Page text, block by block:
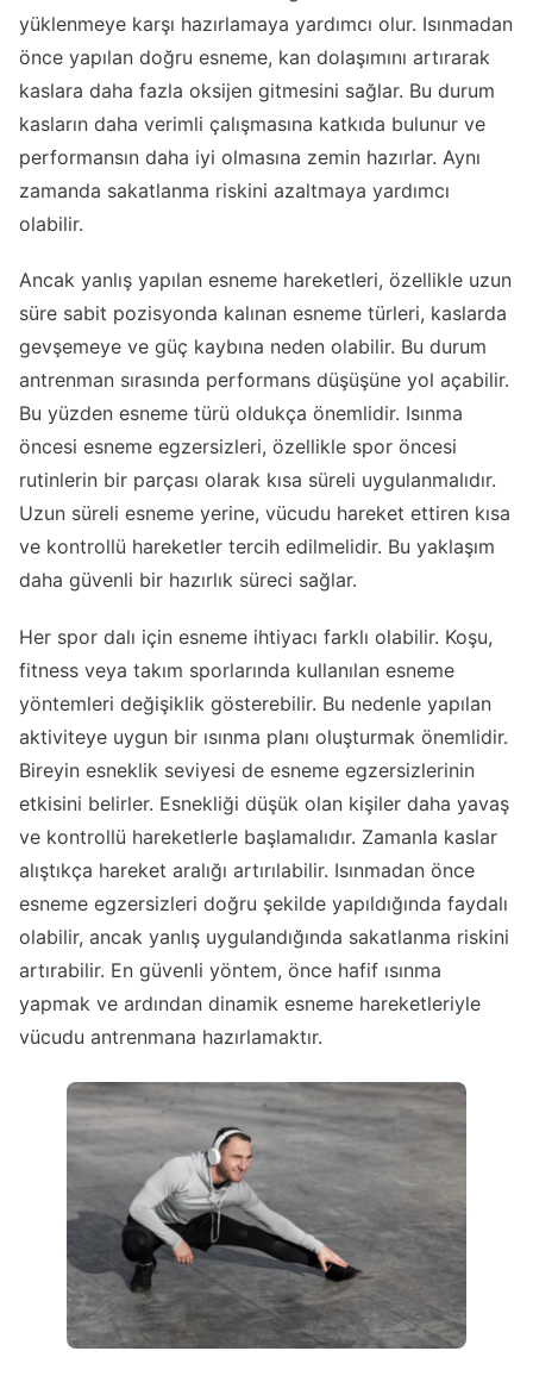
yüklenmeye karşı hazırlamaya yardımcı olur. Isınmadan
önce yapılan doğru esneme, kan dolaşımını artırarak
kaslara daha fazla oksijen gitmesini sağlar. Bu durum
kasların daha verimli çalışmasına katkıda bulunur ve
performansın daha iyi olmasına zemin hazırlar. Aynı
zamanda sakatlanma riskini azaltmaya yardımcı
olabilir.
Ancak yanlış yapılan esneme hareketleri, özellikle uzun
süre sabit pozisyonda kalınan esneme türleri, kaslarda
gevşemeye ve güç kaybına neden olabilir. Bu durum
antrenman sırasında performans düşüşüne yol açabilir.
Bu yüzden esneme türü oldukça önemlidir. Isınma
öncesi esneme egzersizleri, özellikle spor öncesi
rutinlerin bir parçası olarak kısa süreli uygulanmalıdır.
Uzun süreli esneme yerine, vücudu hareket ettiren kısa
ve kontrollü hareketler tercih edilmelidir. Bu yaklaşım
daha güvenli bir hazırlık süreci sağlar.
Her spor dalı için esneme ihtiyacı farklı olabilir. Koşu,
fitness veya takım sporlarında kullanılan esneme
yöntemleri değişiklik gösterebilir. Bu nedenle yapılan
aktiviteye uygun bir ısınma planı oluşturmak önemlidir.
Bireyin esneklik seviyesi de esneme egzersizlerinin
etkisini belirler. Esnekliği düşük olan kişiler daha yavaş
ve kontrollü hareketlerle başlamalıdır. Zamanla kaslar
alıştıkça hareket aralığı artırılabilir. Isınmadan önce
esneme egzersizleri doğru şekilde yapıldığında faydalı
olabilir, ancak yanlış uygulandığında sakatlanma riskini
artırabilir. En güvenli yöntem, önce hafif ısınma
yapmak ve ardından dinamik esneme hareketleriyle
vücudu antrenmana hazırlamaktır.